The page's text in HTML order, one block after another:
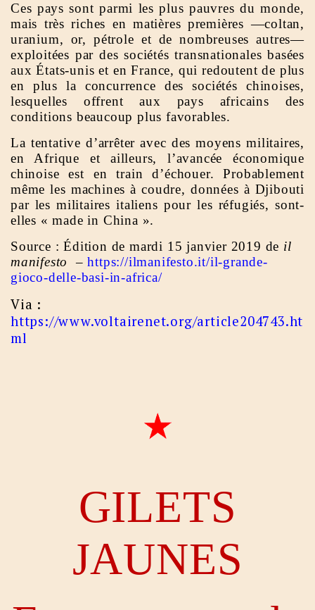
Ces pays sont parmi les plus pauvres du monde,
mais très riches en matières premières —coltan,
uranium, or, pétrole et de nombreuses autres—
exploitées par des sociétés transnationales basées
aux États-unis et en France, qui redoutent de plus
en plus la concurrence des sociétés chinoises,
lesquelles offrent aux pays africains des
conditions beaucoup plus favorables.
La tentative d’arrêter avec des moyens militaires,
en Afrique et ailleurs, l’avancée économique
chinoise est en train d’échouer. Probablement
même les machines à coudre, données à Djibouti
par les militaires italiens pour les réfugiés, sont-
elles « made in China ».
Source : Édition de mardi 15 janvier 2019 de il
manifesto –https://ilmanifesto.it/il-grande-
gioco-delle-basi-in-africa/
Via :
https://www.voltairenet.org/article204743.ht
ml
GILETS
JAUNES